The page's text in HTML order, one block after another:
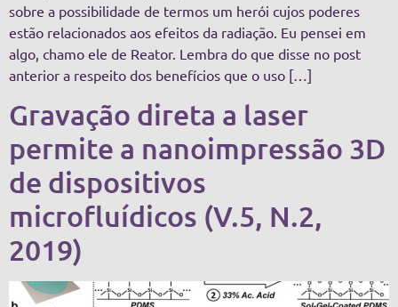
sobre a possibilidade de termos um herói cujos poderes
estão relacionados aos efeitos da radiação. Eu pensei em
algo, chamo ele de Reator. Lembra do que disse no post
anterior a respeito dos benefícios que o uso […]
Gravação direta a laser
permite a nanoimpressão 3D
de dispositivos
microfluídicos (V.5, N.2,
2019)